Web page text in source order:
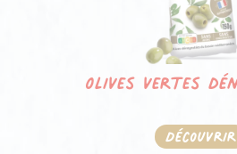
Olives vertes
Découvrir